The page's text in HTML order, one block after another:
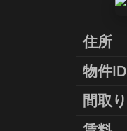
住所
物件ID
間取り